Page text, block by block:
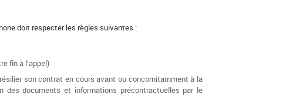
doit respecter les règles suivantes :
fin à l’appel)
son contrat en cours avant ou concomitamment à la
des documents et informations précontractuelles par le